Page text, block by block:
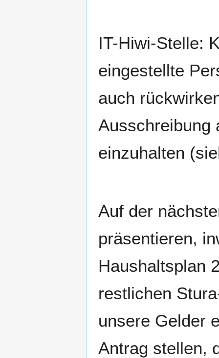
IT-Hiwi-Stelle:
eingestellte
auch
Ausschreibung
einzuhalten
Auf der
präsentieren,
Haushaltsplan
restlichen
unsere Gelder
Antrag stellen,